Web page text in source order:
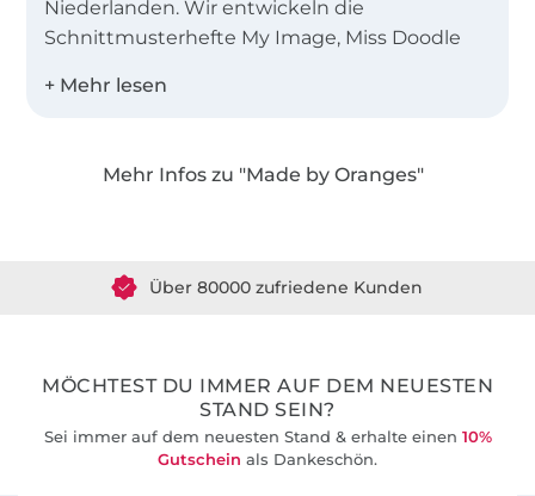
Niederlanden. Wir entwickeln die
Schnittmusterhefte My Image, Miss Doodle
Englisch, Niederländisch und Französisch an!
Mehr Infos zu "Made by Oranges"
MÖCHTEST DU IMMER AUF DEM NEUESTEN
STAND SEIN?
Sei immer auf dem neuesten Stand & erhalte einen 10%
Gutschein als Dankeschön.